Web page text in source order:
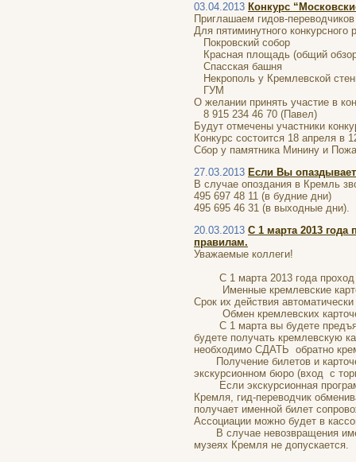
03.04.2013 Конкурс
Приглашаем гидов-
Для пятиминутного
Покровский собор
Красная площадь (общий
Спасская башня
Некрополь у Кремлевской
ГУМ
О желании принять участие в
8 915 234 46 70 (Павел)
Будут отмечены участники
Конкурс состоится 18 апреля в
Сбор у памятника Минину и
27.03.2013 Если Вы
В случае опоздания в Кремль
495 697 48 11 (в будние дни)
495 695 46 31 (в выходные дни).
20.03.2013 С 1 марта 2013
правилам.
Уважаемые коллеги!
С 1 марта 2013 года проход
Именные кремлевские
Срок их действия
Обмен кремлевских
С 1 марта вы будете
будете получать кремлевскую
необходимо СДАТЬ обратно
Получение билетов и
экскурсионном бюро (вход с
Если экскурсионная
Кремля, гид-переводчик
получает именной билет
Ассоциации можно будет в
В случае невозвращения
музеях Кремля не допускается.